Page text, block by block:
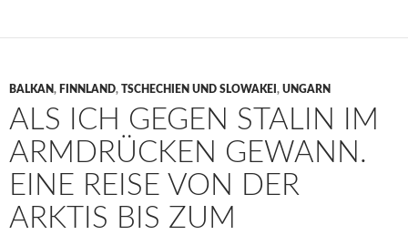
BALKAN, FINNLAND, TSCHECHIEN UND SLOWAKEI , UNGARN
ALS ICH GEGEN STALIN IM
ARMDRÜCKEN GEWANN.
EINE REISE VON DER
ARKTIS BIS ZUM